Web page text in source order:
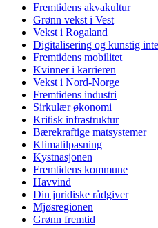
Fremtidens akvakultur
Grønn vekst i Vest
Vekst i Rogaland
Digitalisering og kunstig
Fremtidens mobilitet
Kvinner i karrieren
Vekst i Nord-Norge
Fremtidens industri
Sirkulær økonomi
Kritisk infrastruktur
Bærekraftige matsystemer
Klimatilpasning
Kystnasjonen
Fremtidens kommune
Havvind
Din juridiske rådgiver
Mjøsregionen
Grønn fremtid